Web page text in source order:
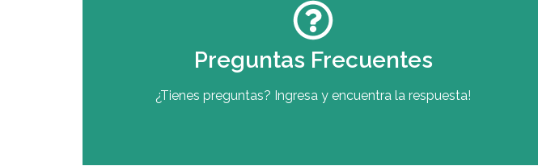
Preguntas Frecuentes
¿Tienes preguntas? Ingresa y encuentra la respuesta!